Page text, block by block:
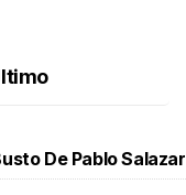
De Pablo Salazar